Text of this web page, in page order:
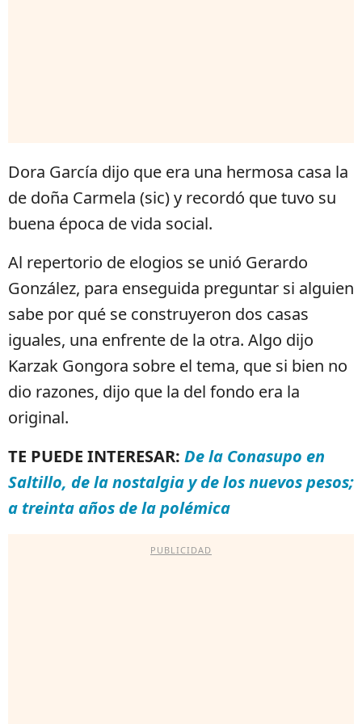
Dora García dijo que era una hermosa casa la
de doña Carmela (sic) y recordó que tuvo su
buena época de vida social.
Al repertorio de elogios se unió Gerardo
González, para enseguida preguntar si alguien
sabe por qué se construyeron dos casas
iguales, una enfrente de la otra. Algo dijo
Karzak Gongora sobre el tema, que si bien no
dio razones, dijo que la del fondo era la
original.
TE PUEDE INTERESAR: De la Conasupo en
Saltillo, de la nostalgia y de los nuevos pesos;
a treinta años de la polémica
PUBLICIDAD